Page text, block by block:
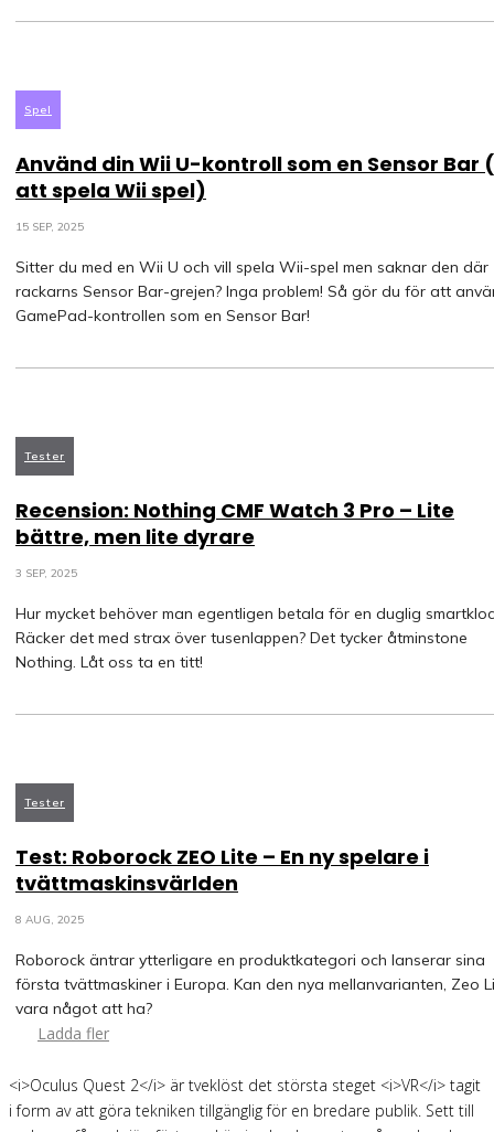
Spel
Använd din Wii U-kontroll som en Sensor Bar
att spela Wii spel)
15 SEP, 2025
Sitter du med en Wii U och vill spela Wii-spel men saknar den där
rackarns Sensor Bar-grejen? Inga problem! Så gör du för att
GamePad-kontrollen som en Sensor Bar!
Tester
Recension: Nothing CMF Watch 3 Pro – Lite
bättre, men lite dyrare
3 SEP, 2025
Hur mycket behöver man egentligen betala för en duglig
Räcker det med strax över tusenlappen? Det tycker åtminstone
Nothing. Låt oss ta en titt!
Tester
Test: Roborock ZEO Lite – En ny spelare i
tvättmaskinsvärlden
8 AUG, 2025
Roborock äntrar ytterligare en produktkategori och lanserar sina
första tvättmaskiner i Europa. Kan den nya mellanvarianten, Zeo
vara något att ha?
Ladda fler
<i>Oculus Quest 2</i> är tveklöst det största steget <i>VR</i> tagit
i form av att göra tekniken tillgänglig för en bredare publik. Sett till